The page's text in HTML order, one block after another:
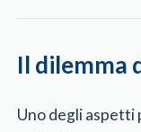
Il dilemma
Uno degli aspetti